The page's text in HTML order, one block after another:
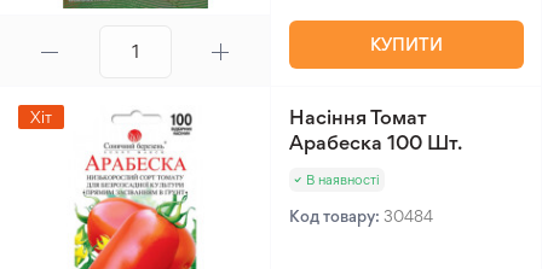
КУПИТИ
Хіт
Насіння Томат
Арабеска 100 Шт.
В наявності
Код товару: 30484